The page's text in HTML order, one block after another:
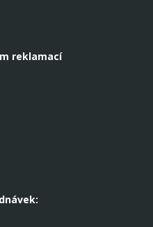
reklamací